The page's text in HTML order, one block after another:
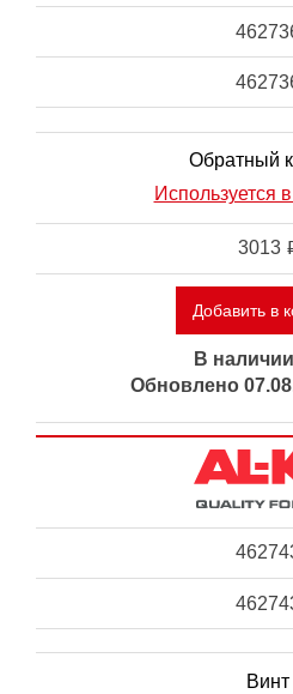
Обратный
Используется
3013
Добавить в
В
Обновлено
Винт